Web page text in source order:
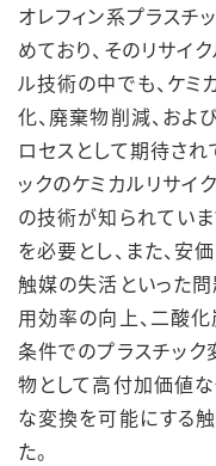
オレフィン系プラスチ
めており、そのリサイ
ル技術の中でも、ケミ
化、廃棄物削減、およ
ロセスとして期待され
ックのケミカルリサイ
の技術が知られてい
を必要とし、また、安
触媒の失活といった
用効率の向上、二酸
条件でのプラスチック
物として高付加価値
な変換を可能にする
た。